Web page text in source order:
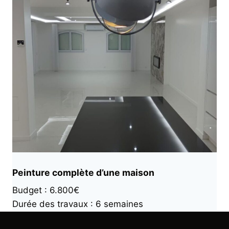
Peinture complète d’une maison
Budget : 6.800€
Durée des travaux : 6 semaines